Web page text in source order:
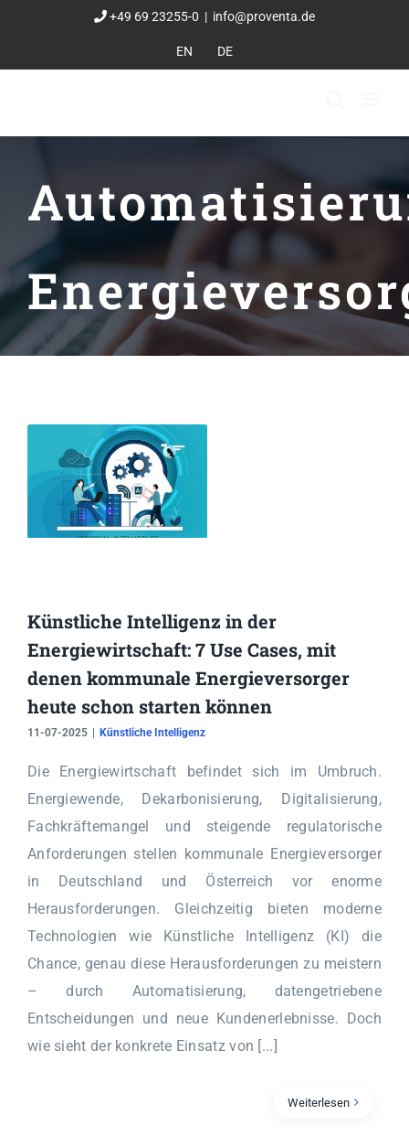
springen
+49 69 23255-0 | info@proventa.de
EN DE
Künstliche Intelligenz in der
Energiewirtschaft: 7 Use Cases, mit
denen kommunale Energieversorger
heute schon starten können
11-07-2025 | Künstliche Intelligenz
Die Energiewirtschaft befindet sich im Umbruch.
Energiewende, Dekarbonisierung, Digitalisierung,
Fachkräftemangel und steigende regulatorische
Anforderungen stellen kommunale Energieversorger
in Deutschland und Österreich vor enorme
Herausforderungen. Gleichzeitig bieten moderne
Technologien wie Künstliche Intelligenz (KI) die
Chance, genau diese Herausforderungen zu meistern
– durch Automatisierung, datengetriebene
Entscheidungen und neue Kundenerlebnisse. Doch
wie sieht der konkrete Einsatz von [...]
Weiterlesen